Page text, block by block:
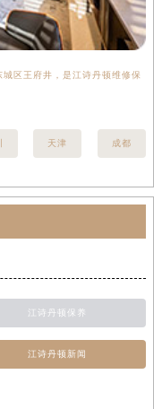
区王府井，是江诗丹顿维修保
天津 成都
江诗丹顿保养
江诗丹顿新闻